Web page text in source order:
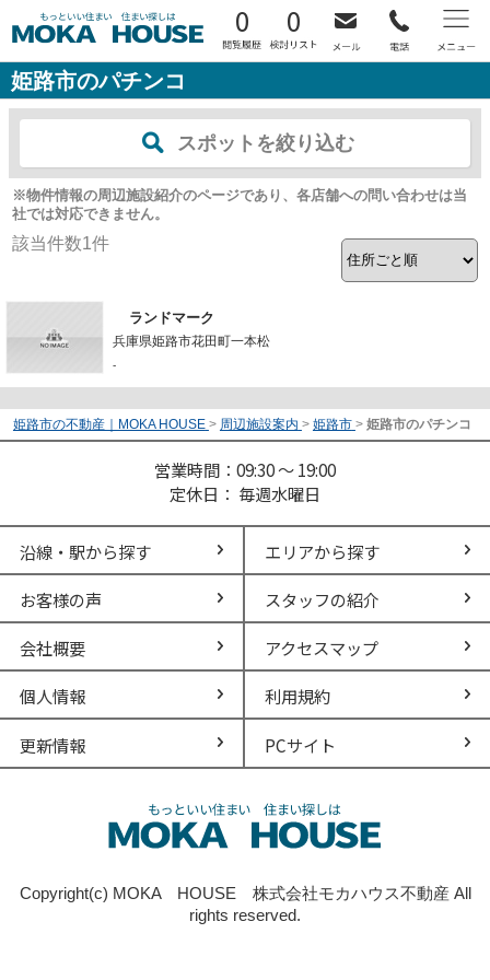
0 0
姫路市のパチンコ
スポットを絞り込む
※物件情報の周辺施設紹介のページであり、各店舗への問い合わせは当
社では対応できません。
該当件数1件
ランドマーク
兵庫県姫路市花田町一本松
-
姫路市の不動産｜MOKA HOUSE > 周辺施設案内 > 姫路市 > 姫路市のパチンコ
営業時間：09:30 ～ 19:00
定休日： 毎週水曜日
沿線・駅から探す エリアから探す
お客様の声 スタッフの紹介
会社概要 アクセスマップ
個人情報 利用規約
更新情報 PCサイト
Copyright(c) MOKA HOUSE 株式会社モカハウス不動産 All
rights reserved.